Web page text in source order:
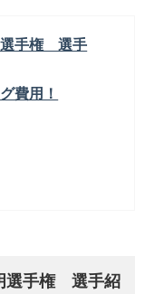
手権 選手
費用！
選手権 選手紹